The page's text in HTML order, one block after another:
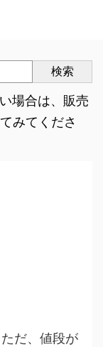
検索
場合は、販売
みてくださ
だ、値段が